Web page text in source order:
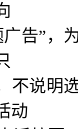
告”，
不说明
动